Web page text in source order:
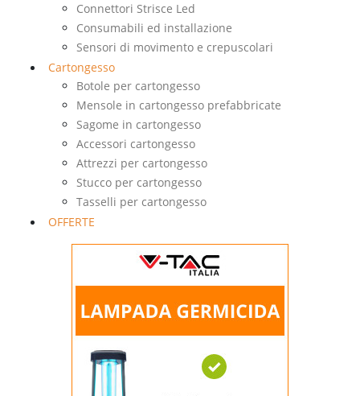
Connettori Strisce Led
Consumabili ed installazione
Sensori di movimento e crepuscolari
Cartongesso
Botole per cartongesso
Mensole in cartongesso prefabbricate
Sagome in cartongesso
Accessori cartongesso
Attrezzi per cartongesso
Stucco per cartongesso
Tasselli per cartongesso
OFFERTE